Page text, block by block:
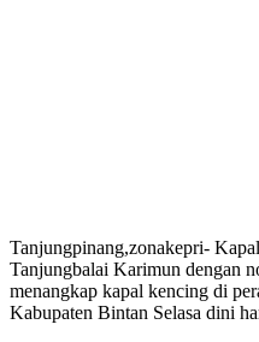
Tanjungpinang,zonakepri-
Tanjungbalai Karimun dengan
menangkap kapal kencing di
Kabupaten Bintan Selasa dini